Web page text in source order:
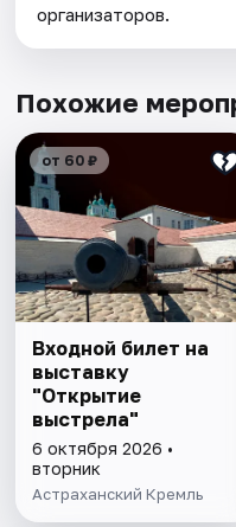
организаторов.
Похожие
от 60 ₽
Входной билет на
выставку
"Открытие
выстрела"
6 октября 2026 •
вторник
Астраханский Кремль